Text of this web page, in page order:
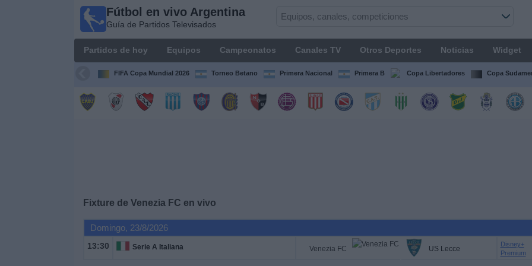
Fútbol en vivo Argentina
Guía de Partidos Televisados
Partidos de hoy Equipos Campeonatos Canales TV Otros Deportes Noticias Widget
FIFA Copa Mundial 2026 Torneo Betano Primera Nacional Primera B Copa Libertadores Copa
Fixture de Venezia FC en vivo
Domingo, 23/8/2026
13:30 Serie A Italiana Venezia FC US Lecce
Disney+
Premium
Fútbol en
Argentina